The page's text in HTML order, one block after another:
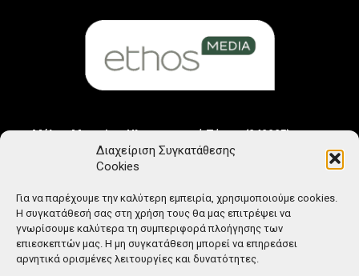
Διαχείριση Συγκατάθεσης
Cookies
Για να παρέχουμε την καλύτερη εμπειρία, χρησιμοποιούμε cookies.
Η συγκατάθεσή σας στη χρήση τους θα μας επιτρέψει να
γνωρίσουμε καλύτερα τη συμπεριφορά πλοήγησης των
επιεσκεπτών μας. Η μη συγκατάθεση μπορεί να επηρεάσει
αρνητικά ορισμένες λειτουργίες και δυνατότητες.
Μέλος Μητρώου Ηλεκτρονικού Τύπου (242225)